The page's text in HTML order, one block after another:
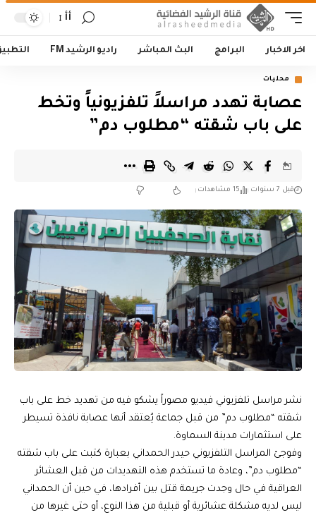
أأ
اخر الاخبار البرامج البث المباشر راديو الرشيد FM
محليات
عصابة تهدد مراسلاً تلفزيونياً وتخط
على باب شقته “مطلوب دم”
قبل 7 سنوات 15 مشاهدات
نشر مراسل تلفزيوني فيديو مصوراً يشكو فيه من تهديد خط على باب
شقته “مطلوب دم” من قبل جماعة يُعتقد أنها عصابة نافذة تسيطر
على استثمارات مدينة السماوة.
وفوجئ المراسل التلفزيوني حيدر الحمداني بعبارة كتبت على باب شقته
“مطلوب دم”، وعادة ما تستخدم هذه التهديدات من قبل العشائر
العراقية في حال وجدت جريمة قتل بين أفرادها، في حين أن الحمداني
ليس لديه مشكلة عشائرية أو قبلية من هذا النوع، أو حتى غيرها من